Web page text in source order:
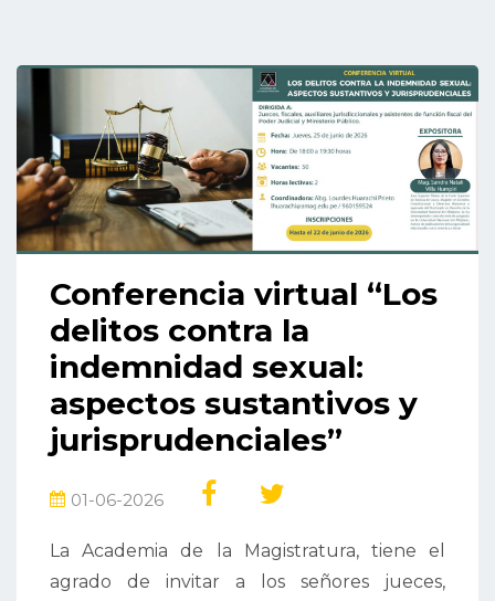
Conferencia virtual “Los
delitos contra la
indemnidad sexual:
aspectos sustantivos y
jurisprudenciales”
01-06-2026
La Academia de la Magistratura, tiene el
agrado de invitar a los señores jueces,